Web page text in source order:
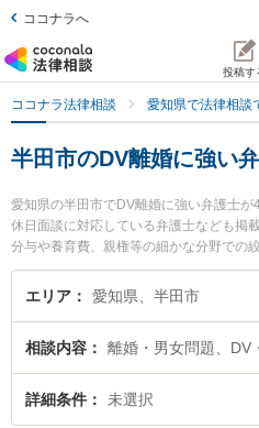
ココナラへ
投稿す
ココナラ法律相談 愛知県で法律相談
半田市のDV離婚に強い
愛知県の半田市でDV離婚に強い弁護士
休日面談に対応している弁護士なども掲
分与や養育費、親権等の細かな分野での
田みなと法律事務所の中島 康雄弁護士
護士、半田知多総合法律事務所の平野 秀
富な近くの弁護士を検索したい』『初回
田市内の弁護士に相談予約したい』など
す。
エリア 愛知県、半田市
相談内容 離婚・男女問題、DV
詳細条件 未選択